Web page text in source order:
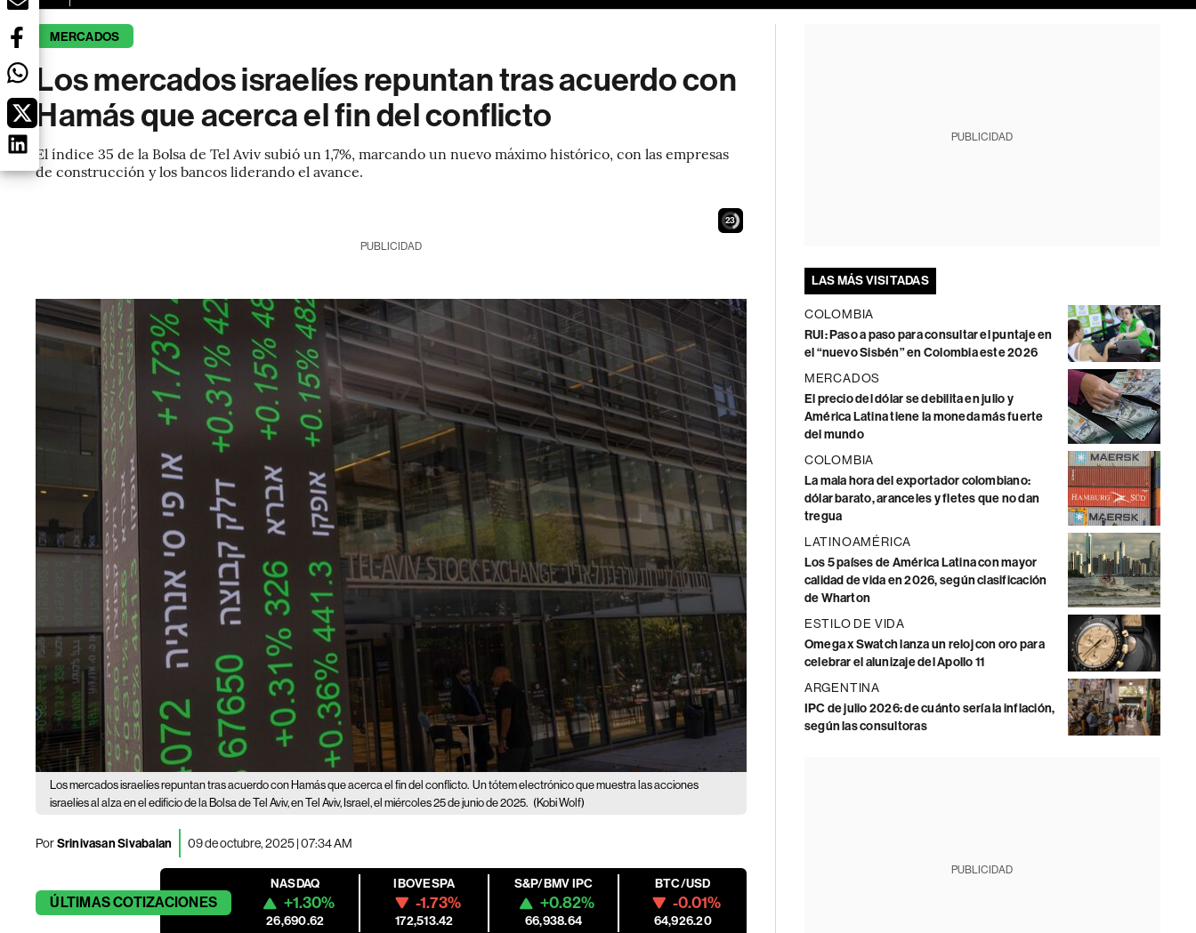
MERCADOS
Los mercados israelíes repuntan tras acuerdo con
Hamás que acerca el fin del conflicto
El índice 35 de la Bolsa de Tel Aviv subió un 1,7%, marcando un nuevo máximo histórico, con las empresas
de construcción y los bancos liderando el avance.
21
PUBLICIDAD
Los mercados israelíes repuntan tras acuerdo con Hamás que acerca el fin del conflicto. Un tótem electrónico que muestra las acciones
israelíes al alza en el edificio de la Bolsa de Tel Aviv, en Tel Aviv, Israel, el miércoles 25 de junio de 2025. (Kobi Wolf)
PorSrinivasan Sivabalan 09 de octubre, 2025 | 07:34 AM
ÚLTIMASCOTIZACIONES
NASDAQ
+1.30%
26,690.62
IBOVESPA
-1.73%
172,513.42
S&P/BMV IPC
+0.82%
66,938.64
BTC/USD
-0.01%
64,926.20
PUBLICIDAD
LAS MÁS VISITADAS
COLOMBIA
RUI: Paso a paso para consultar el puntaje en
el “nuevo Sisbén” en Colombia este 2026
MERCADOS
El precio del dólar se debilita en julio y
América Latina tiene la moneda más fuerte
del mundo
COLOMBIA
La mala hora del exportador colombiano:
dólar barato, aranceles y fletes que no dan
tregua
LATINOAMÉRICA
Los 5 países de América Latina con mayor
calidad de vida en 2026, según clasificación
de Wharton
ESTILO DE VIDA
Omega x Swatch lanza un reloj con oro para
celebrar el alunizaje del Apollo 11
ARGENTINA
IPC de julio 2026: de cuánto sería la inflación,
según las consultoras
PUBLICIDAD